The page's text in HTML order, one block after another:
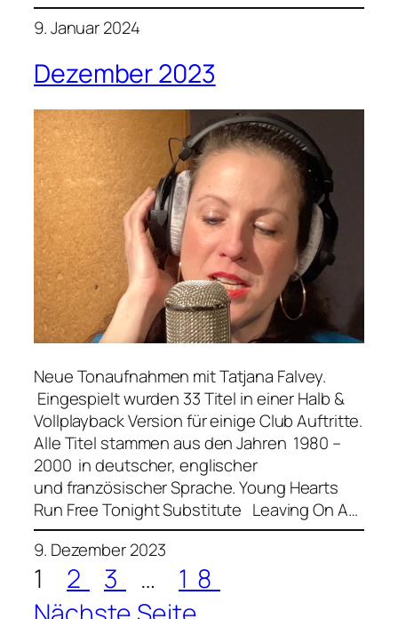
9. Januar 2024
Dezember 2023
Neue Tonaufnahmen mit Tatjana Falvey.
Eingespielt wurden 33 Titel in einer Halb &
Vollplayback Version für einige Club Auftritte.
Alle Titel stammen aus den Jahren 1980 –
2000 in deutscher, englischer
und französischer Sprache. Young Hearts
Run Free Tonight Substitute Leaving On A…
9. Dezember 2023
1 2 3 …
18